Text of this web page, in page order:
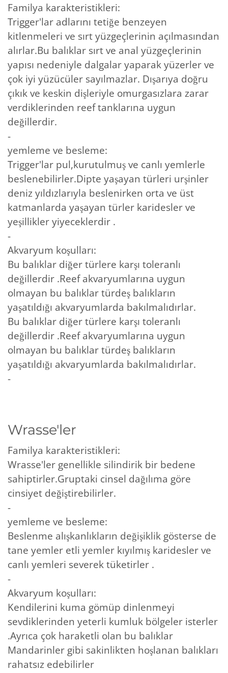
Familya karakteristikleri:
Trigger'lar adlarını tetiğe benzeyen
kitlenmeleri ve sırt yüzgeçlerinin açılmasından
alırlar.Bu balıklar sırt ve anal yüzgeçlerinin
yapısı nedeniyle dalgalar yaparak yüzerler ve
çok iyi yüzücüler sayılmazlar. Dışarıya doğru
çıkık ve keskin dişleriyle omurgasızlara zarar
verdiklerinden reef tanklarına uygun
değillerdir.
-
yemleme ve besleme:
Trigger'lar pul,kurutulmuş ve canlı yemlerle
beslenebilirler.Dipte yaşayan türleri urşinler
deniz yıldızlarıyla beslenirken orta ve üst
katmanlarda yaşayan türler karidesler ve
yeşillikler yiyeceklerdir .
-
Akvaryum koşulları:
Bu balıklar diğer türlere karşı toleranlı
değillerdir .Reef akvaryumlarına uygun
olmayan bu balıklar türdeş balıkların
yaşatıldığı akvaryumlarda bakılmalıdırlar.
Bu balıklar diğer türlere karşı toleranlı
değillerdir .Reef akvaryumlarına uygun
olmayan bu balıklar türdeş balıkların
yaşatıldığı akvaryumlarda bakılmalıdırlar.
-
Wrasse'ler
Familya karakteristikleri:
Wrasse'ler genellikle silindirik bir bedene
sahiptirler.Gruptaki cinsel dağılıma göre
cinsiyet değiştirebilirler.
-
yemleme ve besleme:
Beslenme alışkanlıkların değişiklik gösterse de
tane yemler etli yemler kıyılmış karidesler ve
canlı yemleri severek tüketirler .
-
Akvaryum koşulları:
Kendilerini kuma gömüp dinlenmeyi
sevdiklerinden yeterli kumluk bölgeler isterler
.Ayrıca çok haraketli olan bu balıklar
Mandarinler gibi sakinlikten hoşlanan balıkları
rahatsız edebilirler